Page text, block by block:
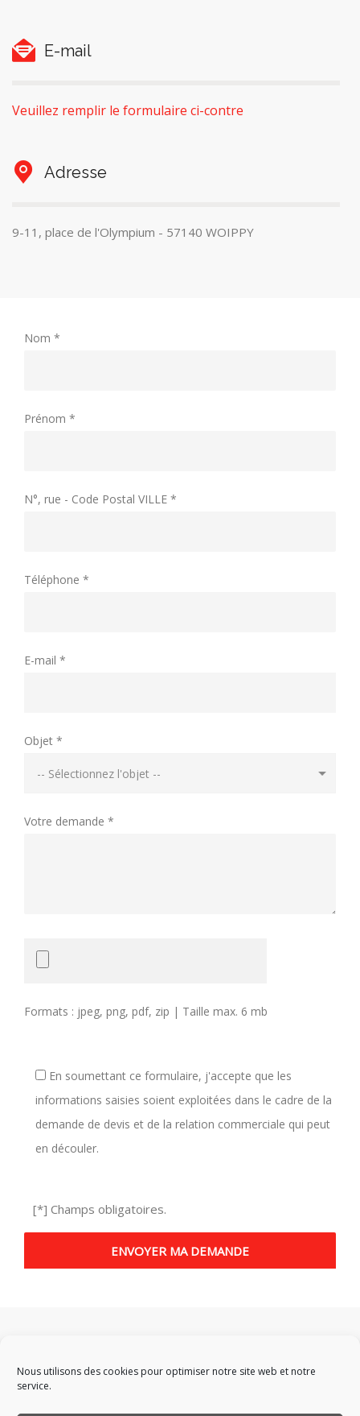
Nous utilisons des cookies pour optimiser notre site web et notre
service.
E-mail
Veuillez remplir le formulaire ci-contre
Adresse
9-11, place de l'Olympium - 57140 WOIPPY
Nom *
Prénom *
N°, rue - Code Postal VILLE *
Téléphone *
E-mail *
Objet *
Votre demande *
Formats : jpeg, png, pdf, zip | Taille max. 6 mb
En soumettant ce formulaire, j'accepte que les
informations saisies soient exploitées dans le cadre de la
demande de devis et de la relation commerciale qui peut
en découler.
[*] Champs obligatoires.